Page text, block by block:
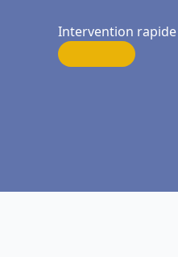
Intervention rapide